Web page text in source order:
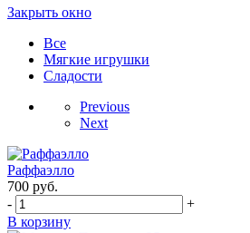
Закрыть окно
Все
Мягкие игрушки
Сладости
Previous
Next
Раффаэлло
700 руб.
-
+
В корзину